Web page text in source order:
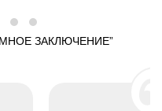
ЗАКЛЮЧЕНИЕ”